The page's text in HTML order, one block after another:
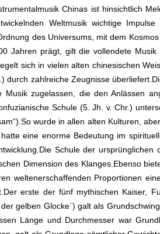
Chinas ist hinsichtlich
Weltmusik wichtige
des Universums, mit dem
Jahren prägt, gilt die vollendete
sich in vielen alten chinesischen
durch zahlreiche Zeugnisse
zugelassen, die den Anlässen
Schule (5. Jh. v. Chr.)
wurde in allen alten Kulturen,
eine enorme Bedeutung im
Schule der
Dimension des Klanges.Ebenso
weltenerschaffenden Proportionen
erste der fünf mythischen
gelben Glocke´) galt als
Länge und Durchmesser war